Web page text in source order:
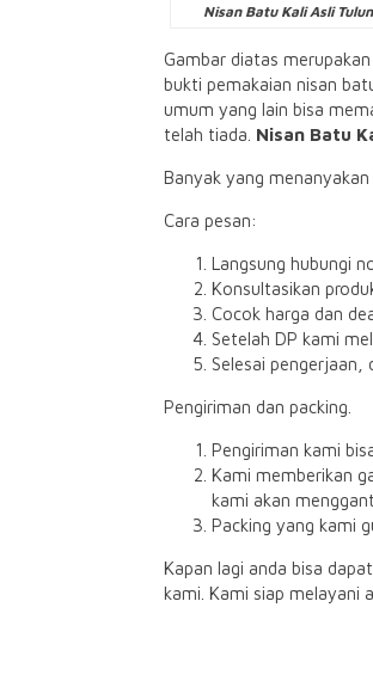
Nisan Batu Kali Asli
Gambar diatas
bukti pemakaian nisan
umum yang lain bisa
telah tiada. Nisan Batu
Banyak yang
Cara pesan:
Langsung hubungi
Konsultasikan
Cocok harga dan
Setelah DP kami
Selesai pengerjaan,
Pengiriman dan packing.
Pengiriman kami
Kami memberikan
kami akan
Packing yang kami
Kapan lagi anda bisa
kami. Kami siap melayani